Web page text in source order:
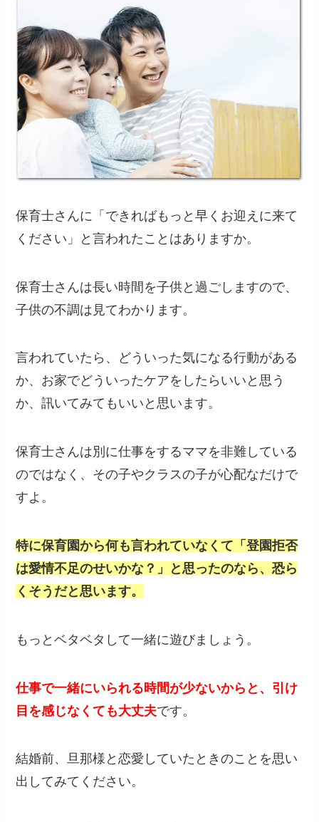
保育士さんに「できればもっと早くお迎えに来て
ください」と言われたことはありますか。
保育士さんは長い時間を子供と過ごしますので、
子供の不調は見てわかります。
言われていたら、どういった気になる行動がある
か、お家でどういったケアをしたらいいと思う
か、訊いてみてもいいと思います。
保育士さんは別に仕事をするママを非難している
のではなく、その子やクラスの子が心配なだけで
すよ。
特に保育園から何も言われていなくて「登園拒否
は愛情不足のせいかな？」と思ったのなら、恐ら
くそうだと思います。
もっとベタベタして一緒に遊びましょう。
仕事で一緒にいられる時間が少ないからと、引け
目を感じなくても大丈夫です。
結婚前、旦那様と恋愛していたときのことを思い
出してみてください。